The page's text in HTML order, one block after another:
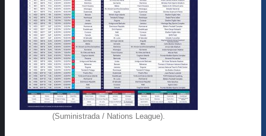
(Suministrada / Nations League).